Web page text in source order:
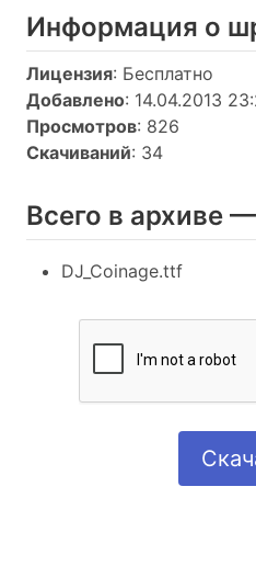
Информация о
Лицензия: Бесплатно
Добавлено: 14.04.2013
Просмотров: 826
Скачиваний: 34
Всего в архиве
DJ_Coinage.ttf